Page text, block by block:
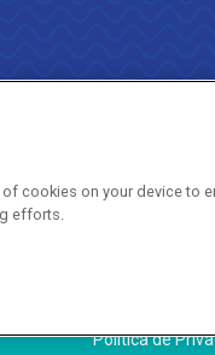
Política de
cookies on your device to
efforts.